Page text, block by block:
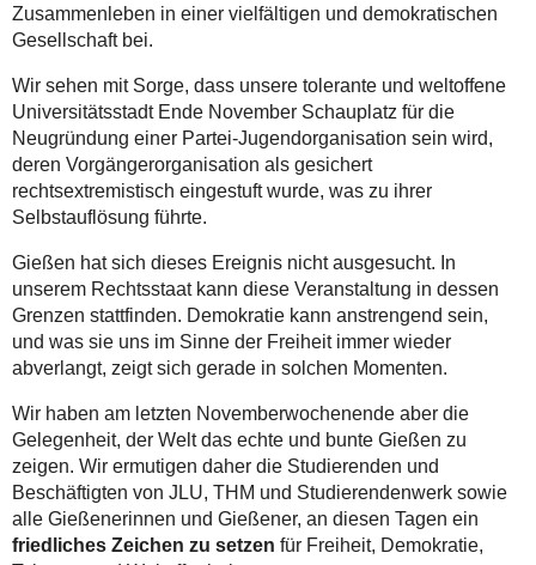
Zusammenleben in einer vielfältigen und demokratischen
Gesellschaft bei.
Wir sehen mit Sorge, dass unsere tolerante und weltoffene
Universitätsstadt Ende November Schauplatz für die
Neugründung einer Partei-Jugendorganisation sein wird,
deren Vorgängerorganisation als gesichert
rechtsextremistisch eingestuft wurde, was zu ihrer
Selbstauflösung führte.
Gießen hat sich dieses Ereignis nicht ausgesucht. In
unserem Rechtsstaat kann diese Veranstaltung in dessen
Grenzen stattfinden. Demokratie kann anstrengend sein,
und was sie uns im Sinne der Freiheit immer wieder
abverlangt, zeigt sich gerade in solchen Momenten.
Wir haben am letzten Novemberwochenende aber die
Gelegenheit, der Welt das echte und bunte Gießen zu
zeigen. Wir ermutigen daher die Studierenden und
Beschäftigten von JLU, THM und Studierendenwerk sowie
alle Gießenerinnen und Gießener, an diesen Tagen ein
friedliches Zeichen zu setzen für Freiheit, Demokratie,